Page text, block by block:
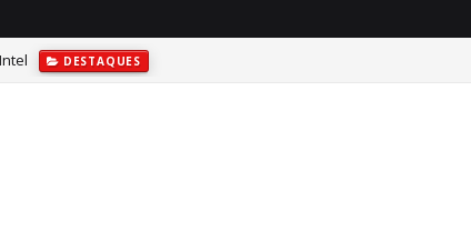
DESTAQUES